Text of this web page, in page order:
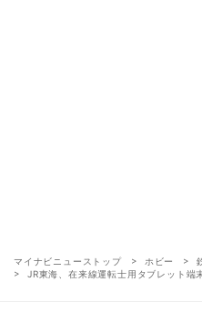
マイナビニューストップ ホビー
JR東海、在来線運転士用タブレット